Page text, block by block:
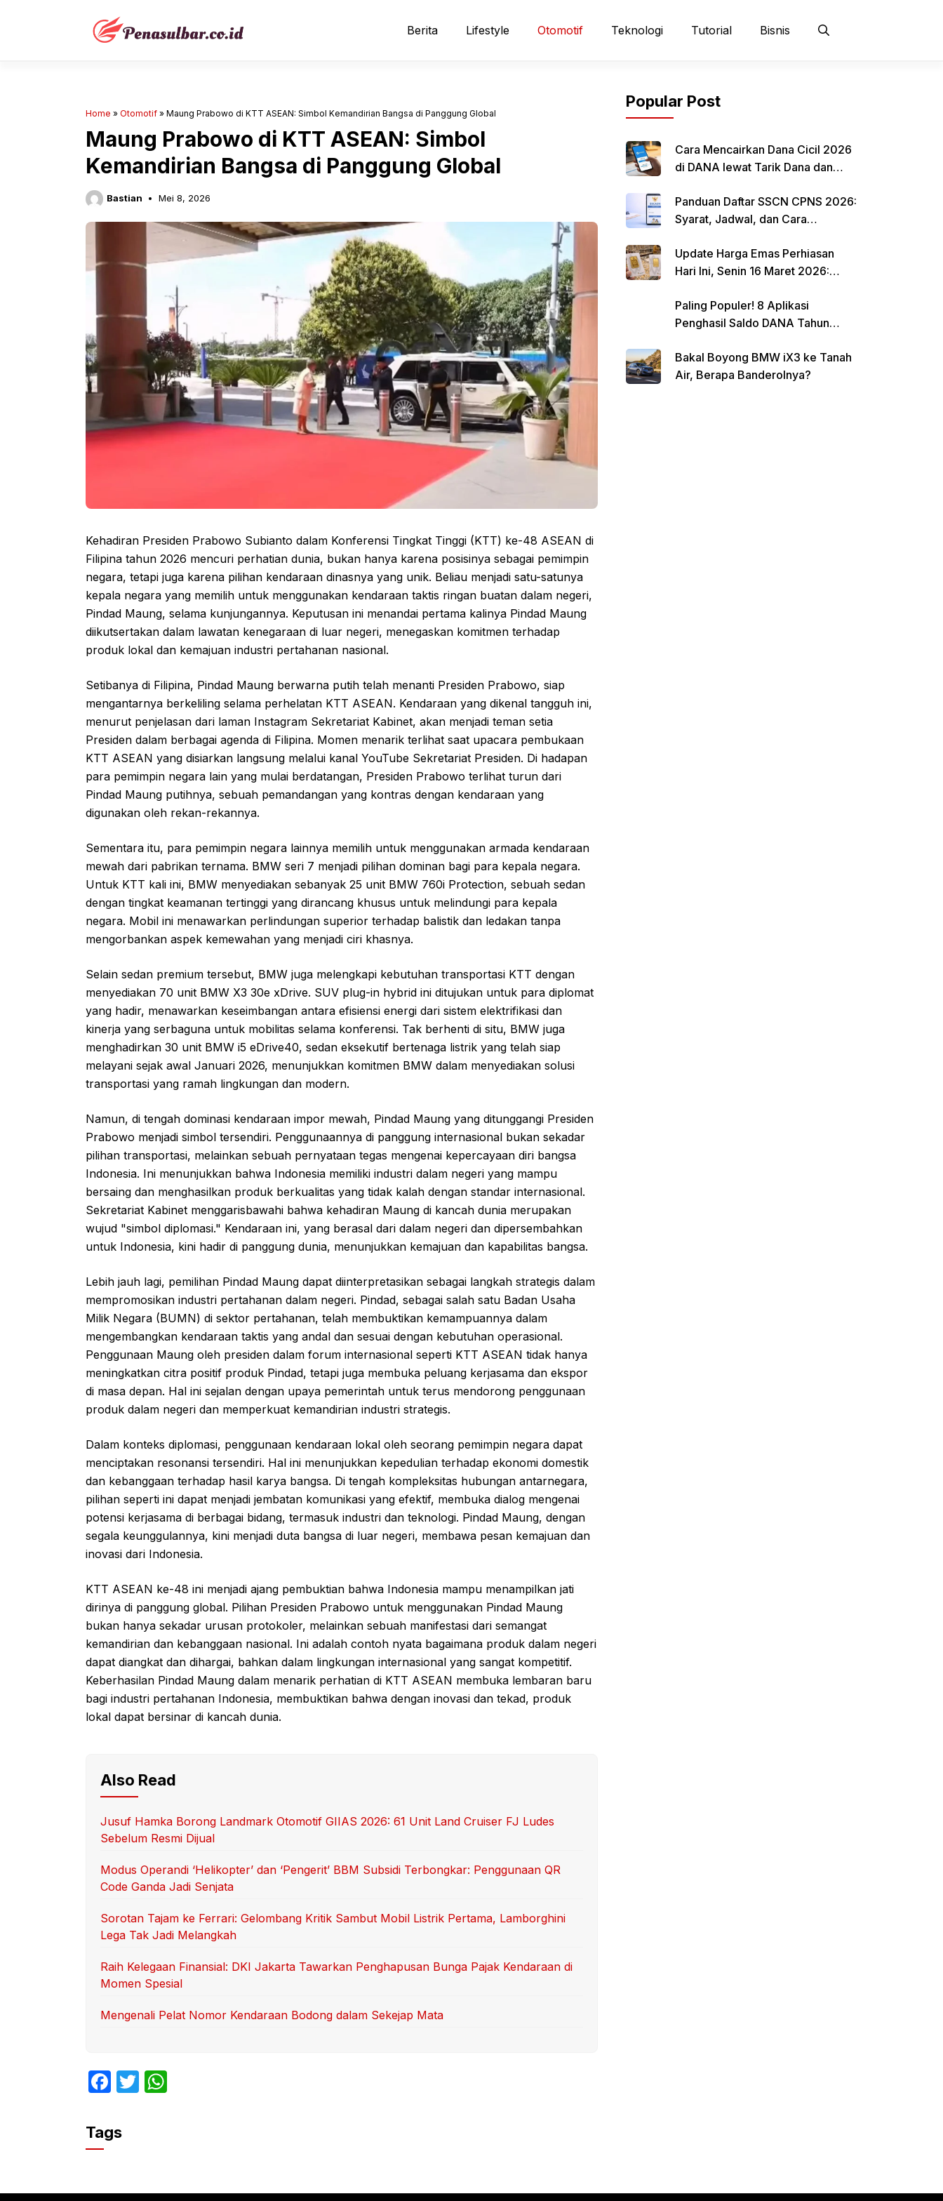
Berita Lifestyle Otomotif Teknologi Tutorial Bisnis
Home » Otomotif » Maung Prabowo di KTT ASEAN: Simbol Kemandirian Bangsa di Panggung Global
Maung Prabowo di KTT ASEAN: Simbol
Kemandirian Bangsa di Panggung Global
Bastian Mei 8, 2026
Kehadiran Presiden Prabowo Subianto dalam Konferensi Tingkat Tinggi (KTT) ke-48 ASEAN di
Filipina tahun 2026 mencuri perhatian dunia, bukan hanya karena posisinya sebagai pemimpin
negara, tetapi juga karena pilihan kendaraan dinasnya yang unik. Beliau menjadi satu-satunya
kepala negara yang memilih untuk menggunakan kendaraan taktis ringan buatan dalam negeri,
Pindad Maung, selama kunjungannya. Keputusan ini menandai pertama kalinya Pindad Maung
diikutsertakan dalam lawatan kenegaraan di luar negeri, menegaskan komitmen terhadap
produk lokal dan kemajuan industri pertahanan nasional.
Setibanya di Filipina, Pindad Maung berwarna putih telah menanti Presiden Prabowo, siap
mengantarnya berkeliling selama perhelatan KTT ASEAN. Kendaraan yang dikenal tangguh ini,
menurut penjelasan dari laman Instagram Sekretariat Kabinet, akan menjadi teman setia
Presiden dalam berbagai agenda di Filipina. Momen menarik terlihat saat upacara pembukaan
KTT ASEAN yang disiarkan langsung melalui kanal YouTube Sekretariat Presiden. Di hadapan
para pemimpin negara lain yang mulai berdatangan, Presiden Prabowo terlihat turun dari
Pindad Maung putihnya, sebuah pemandangan yang kontras dengan kendaraan yang
digunakan oleh rekan-rekannya.
Sementara itu, para pemimpin negara lainnya memilih untuk menggunakan armada kendaraan
mewah dari pabrikan ternama. BMW seri 7 menjadi pilihan dominan bagi para kepala negara.
Untuk KTT kali ini, BMW menyediakan sebanyak 25 unit BMW 760i Protection, sebuah sedan
dengan tingkat keamanan tertinggi yang dirancang khusus untuk melindungi para kepala
negara. Mobil ini menawarkan perlindungan superior terhadap balistik dan ledakan tanpa
mengorbankan aspek kemewahan yang menjadi ciri khasnya.
Selain sedan premium tersebut, BMW juga melengkapi kebutuhan transportasi KTT dengan
menyediakan 70 unit BMW X3 30e xDrive. SUV plug-in hybrid ini ditujukan untuk para diplomat
yang hadir, menawarkan keseimbangan antara efisiensi energi dari sistem elektrifikasi dan
kinerja yang serbaguna untuk mobilitas selama konferensi. Tak berhenti di situ, BMW juga
menghadirkan 30 unit BMW i5 eDrive40, sedan eksekutif bertenaga listrik yang telah siap
melayani sejak awal Januari 2026, menunjukkan komitmen BMW dalam menyediakan solusi
transportasi yang ramah lingkungan dan modern.
Namun, di tengah dominasi kendaraan impor mewah, Pindad Maung yang ditunggangi Presiden
Prabowo menjadi simbol tersendiri. Penggunaannya di panggung internasional bukan sekadar
pilihan transportasi, melainkan sebuah pernyataan tegas mengenai kepercayaan diri bangsa
Indonesia. Ini menunjukkan bahwa Indonesia memiliki industri dalam negeri yang mampu
bersaing dan menghasilkan produk berkualitas yang tidak kalah dengan standar internasional.
Sekretariat Kabinet menggarisbawahi bahwa kehadiran Maung di kancah dunia merupakan
wujud "simbol diplomasi." Kendaraan ini, yang berasal dari dalam negeri dan dipersembahkan
untuk Indonesia, kini hadir di panggung dunia, menunjukkan kemajuan dan kapabilitas bangsa.
Lebih jauh lagi, pemilihan Pindad Maung dapat diinterpretasikan sebagai langkah strategis dalam
mempromosikan industri pertahanan dalam negeri. Pindad, sebagai salah satu Badan Usaha
Milik Negara (BUMN) di sektor pertahanan, telah membuktikan kemampuannya dalam
mengembangkan kendaraan taktis yang andal dan sesuai dengan kebutuhan operasional.
Penggunaan Maung oleh presiden dalam forum internasional seperti KTT ASEAN tidak hanya
meningkatkan citra positif produk Pindad, tetapi juga membuka peluang kerjasama dan ekspor
di masa depan. Hal ini sejalan dengan upaya pemerintah untuk terus mendorong penggunaan
produk dalam negeri dan memperkuat kemandirian industri strategis.
Dalam konteks diplomasi, penggunaan kendaraan lokal oleh seorang pemimpin negara dapat
menciptakan resonansi tersendiri. Hal ini menunjukkan kepedulian terhadap ekonomi domestik
dan kebanggaan terhadap hasil karya bangsa. Di tengah kompleksitas hubungan antarnegara,
pilihan seperti ini dapat menjadi jembatan komunikasi yang efektif, membuka dialog mengenai
potensi kerjasama di berbagai bidang, termasuk industri dan teknologi. Pindad Maung, dengan
segala keunggulannya, kini menjadi duta bangsa di luar negeri, membawa pesan kemajuan dan
inovasi dari Indonesia.
KTT ASEAN ke-48 ini menjadi ajang pembuktian bahwa Indonesia mampu menampilkan jati
dirinya di panggung global. Pilihan Presiden Prabowo untuk menggunakan Pindad Maung
bukan hanya sekadar urusan protokoler, melainkan sebuah manifestasi dari semangat
kemandirian dan kebanggaan nasional. Ini adalah contoh nyata bagaimana produk dalam negeri
dapat diangkat dan dihargai, bahkan dalam lingkungan internasional yang sangat kompetitif.
Keberhasilan Pindad Maung dalam menarik perhatian di KTT ASEAN membuka lembaran baru
bagi industri pertahanan Indonesia, membuktikan bahwa dengan inovasi dan tekad, produk
lokal dapat bersinar di kancah dunia.
Also Read
Jusuf Hamka Borong Landmark Otomotif GIIAS 2026: 61 Unit Land Cruiser FJ Ludes
Sebelum Resmi Dijual
Modus Operandi ‘Helikopter’ dan ‘Pengerit’ BBM Subsidi Terbongkar: Penggunaan QR
Code Ganda Jadi Senjata
Sorotan Tajam ke Ferrari: Gelombang Kritik Sambut Mobil Listrik Pertama, Lamborghini
Lega Tak Jadi Melangkah
Raih Kelegaan Finansial: DKI Jakarta Tawarkan Penghapusan Bunga Pajak Kendaraan di
Momen Spesial
Mengenali Pelat Nomor Kendaraan Bodong dalam Sekejap Mata
F
c
e
o
T
p
Tags
Popular Post
Cara Mencairkan Dana Cicil 2026
di DANA lewat Tarik Dana dan
Panduan Daftar SSCN CPNS 2026:
Syarat, Jadwal, dan Cara
Update Harga Emas Perhiasan
Hari Ini, Senin 16 Maret 2026:
Paling Populer! 8 Aplikasi
Penghasil Saldo DANA Tahun
Bakal Boyong BMW iX3 ke Tanah
Air, Berapa Banderolnya?